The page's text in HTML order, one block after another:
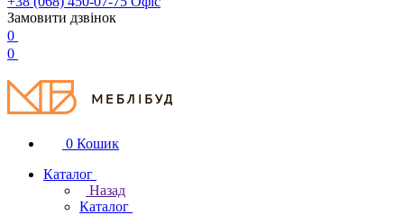
Замовити дзвінок
0
0
0 Кошик
Каталог
Назад
Каталог